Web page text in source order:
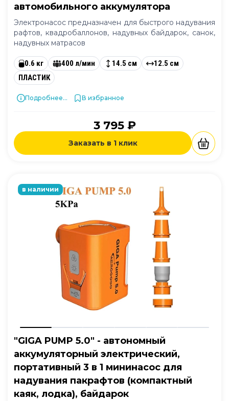
автомобильного аккумулятора
Электронасос предназначен для быстрого надувания
рафтов, квадробаллонов, надувных байдарок, санок,
надувных матрасов
0.6 кг 400 л/мин 14.5 см
12.5 см
ПЛАСТИК
Подробнее... В избранное
3 795 ₽
Заказать в 1 клик
в наличии
"GIGA PUMP 5.0" - автономный
аккумуляторный электрический,
портативный 3 в 1 мининасос для
надувания пакрафтов (компактный
каяк, лодка), байдарок